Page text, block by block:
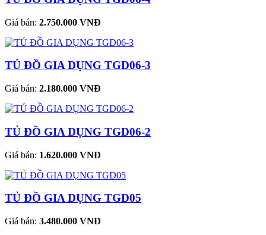
Giá bán: 2.750.000 VNĐ
TỦ ĐỒ GIA DỤNG TGD06-3
Giá bán: 2.180.000 VNĐ
TỦ ĐỒ GIA DỤNG TGD06-2
Giá bán: 1.620.000 VNĐ
TỦ ĐỒ GIA DỤNG TGD05
Giá bán: 3.480.000 VNĐ